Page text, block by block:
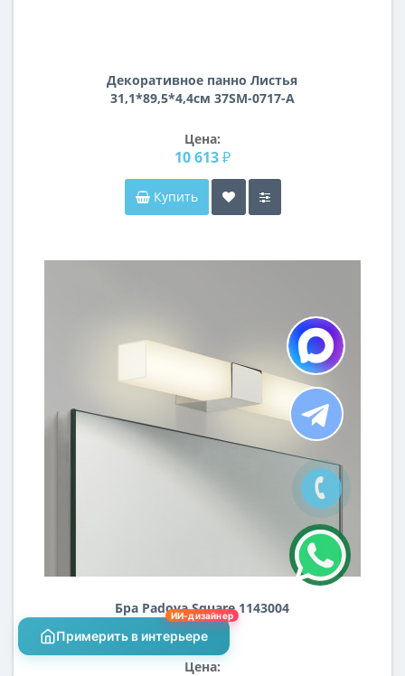
Декоративное панно Листья
31,1*89,5*4,4см 37SM-0717-A
Цена:
10 613 ₽
Купить
Бра Padova Square 1143004
Цена:
Примерить в интерьере
ИИ-дизайнер